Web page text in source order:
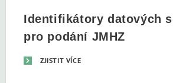
Identifikátory datových
pro podání JMHZ
ZJISTIT VÍCE